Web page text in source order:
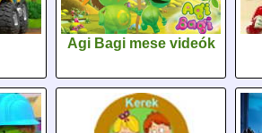
Agi Bagi mese videók